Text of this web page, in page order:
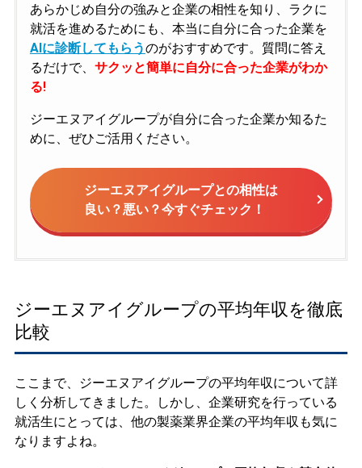
あらかじめ自分の強みと企業の相性を知り、ラクに
就活を進めるためにも、本当に自分に合った企業を
AIに診断してもらうのがおすすめです。質問に答え
るだけで、 サクッと簡単に自分に合った企業がわか
る!
ジーエヌアイグループが自分に合った企業か知るた
めに、ぜひご活用ください。
ジーエヌアイグループとの相性は
良い？悪い？今すぐチェック！
ジーエヌアイグループの平均年収を徹底
比較
ここまで、ジーエヌアイグループの平均年収について詳
しく分析してきました。しかし、企業研究を行っている
就活生にとっては、他の製薬業界企業の平均年収も気に
なりますよね。